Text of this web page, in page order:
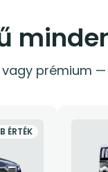
prémium
ÉRTÉK